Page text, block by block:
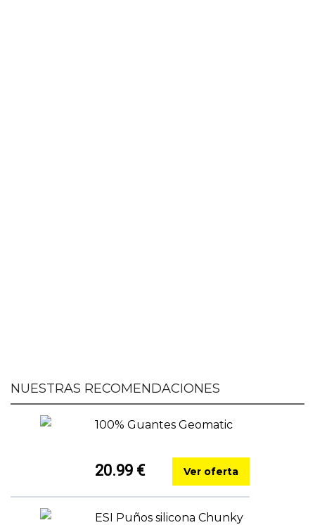
NUESTRAS RECOMENDACIONES
100% Guantes Geomatic
20.99 € Ver oferta
ESI Puños silicona Chunky